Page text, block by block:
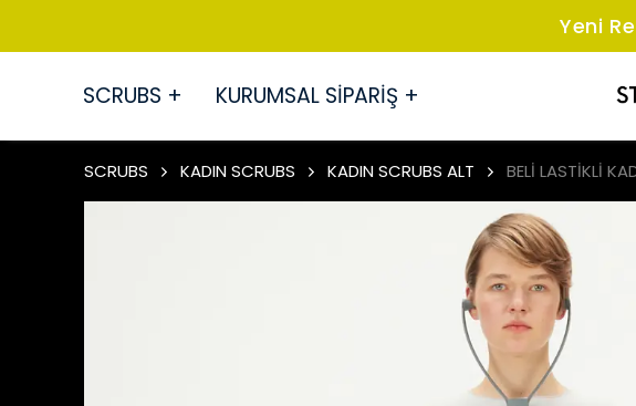
Yeni
SCRUBS + KURUMSAL SİPARİŞ +
SCRUBS KADIN SCRUBS KADIN SCRUBS ALT BELİ LASTİKLİ